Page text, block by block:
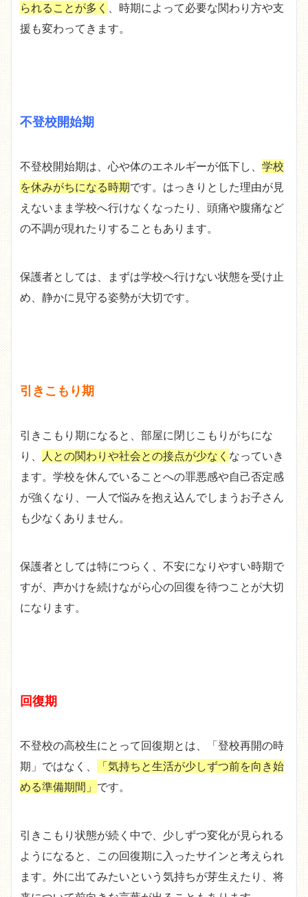
られることが多く 、時期によって必要な関わり方や支
援も変わってきます。
不登校開始期
不登校開始期は、心や体のエネルギーが低下し、 学校
を休みがちになる時期です。はっきりとした理由が見
えないまま学校へ行けなくなったり、頭痛や腹痛など
の不調が現れたりすることもあります。
保護者としては、まずは学校へ行けない状態を受け止
め、静かに見守る姿勢が大切です。
引きこもり期
引きこもり期になると、部屋に閉じこもりがちにな
り、 人との関わりや社会との接点が少なく なっていき
ます。学校を休んでいることへの罪悪感や自己否定感
が強くなり、一人で悩みを抱え込んでしまうお子さん
も少なくありません。
保護者としては特につらく、不安になりやすい時期で
すが、声かけを続けながら心の回復を待つことが大切
になります。
回復期
不登校の高校生にとって回復期とは、「登校再開の時
期」ではなく、
「気持ちと生活が少しずつ前を向き始
める準備期間」 です。
引きこもり状態が続く中で、少しずつ変化が見られる
ようになると、この回復期に入ったサインと考えられ
ます。外に出てみたいという気持ちが芽生えたり、将